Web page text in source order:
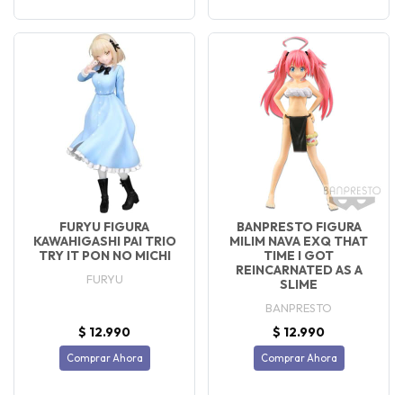
FURYU FIGURA
KAWAHIGASHI PAI TRIO
TRY IT PON NO MICHI
FURYU
$ 12.990
Comprar Ahora
BANPRESTO FIGURA
MILIM NAVA EXQ THAT
TIME I GOT
REINCARNATED AS A
SLIME
BANPRESTO
$ 12.990
Comprar Ahora